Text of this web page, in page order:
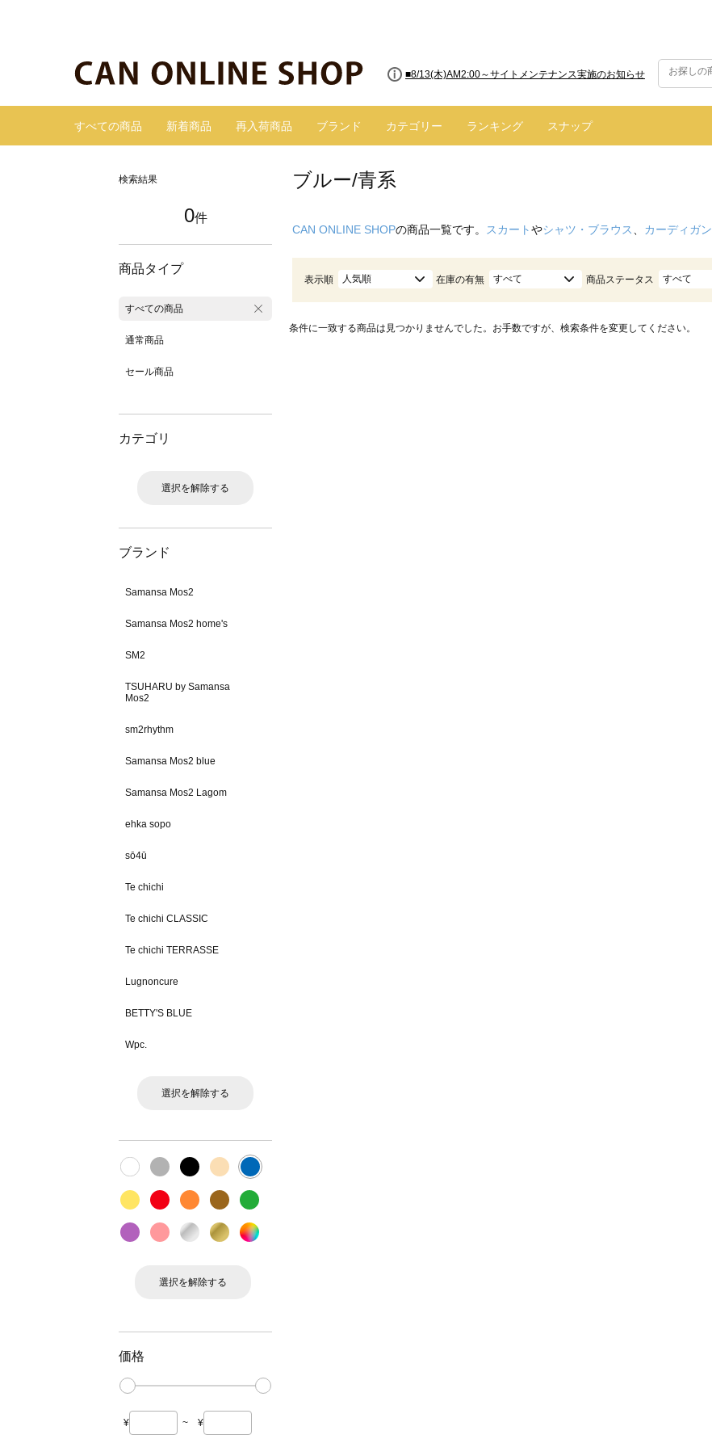
■8/13(木)AM2:00～サイトメンテナンス実施のお知らせ
すべての商品 新着商品 再入荷商品 ブランド カテゴリー ランキング スナップ
検索結果
0件
商品タイプ
すべての商品
通常商品
セール商品
カテゴリ
選択を解除する
ブランド
Samansa Mos2
Samansa Mos2 home's
SM2
TSUHARU by Samansa
Mos2
sm2rhythm
Samansa Mos2 blue
Samansa Mos2 Lagom
ehka sopo
sō4ū
Te chichi
Te chichi CLASSIC
Te chichi TERRASSE
Lugnoncure
BETTY'S BLUE
Wpc.
選択を解除する
選択を解除する
価格
¥ ~ ¥
ブルー/青系
CAN ONLINE SHOPの商品一覧です。 スカートやシャツ・ブラウス カーディガン
表示順 人気順 在庫の有無 すべて 商品ステータス すべて
条件に一致する商品は見つかりませんでした。お手数ですが、検索条件を変更してください。